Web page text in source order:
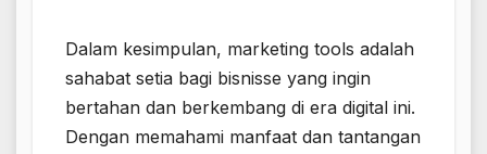
Dalam kesimpulan, marketing tools adalah
sahabat setia bagi bisnisse yang ingin
bertahan dan berkembang di era digital ini.
Dengan memahami manfaat dan tantangan